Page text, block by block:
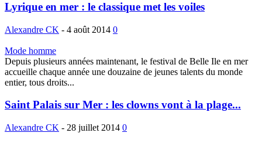
Lyrique en mer : le classique met les voiles
Alexandre CK - 4 août 2014 0
Mode homme
Depuis plusieurs années maintenant, le festival de Belle Ile en mer
accueille chaque année une douzaine de jeunes talents du monde
entier, tous droits...
Saint Palais sur Mer : les clowns vont à la plage...
Alexandre CK - 28 juillet 2014 0